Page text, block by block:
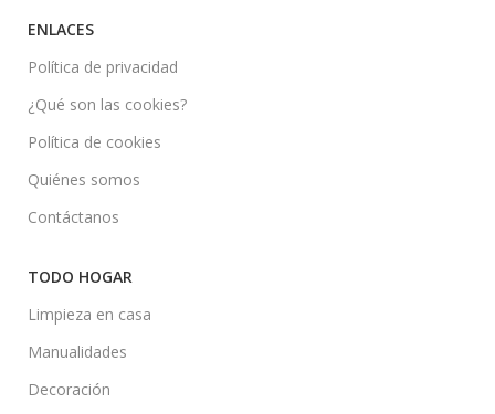
ENLACES
Política de privacidad
¿Qué son las cookies?
Política de cookies
Quiénes somos
Contáctanos
TODO HOGAR
Limpieza en casa
Manualidades
Decoración